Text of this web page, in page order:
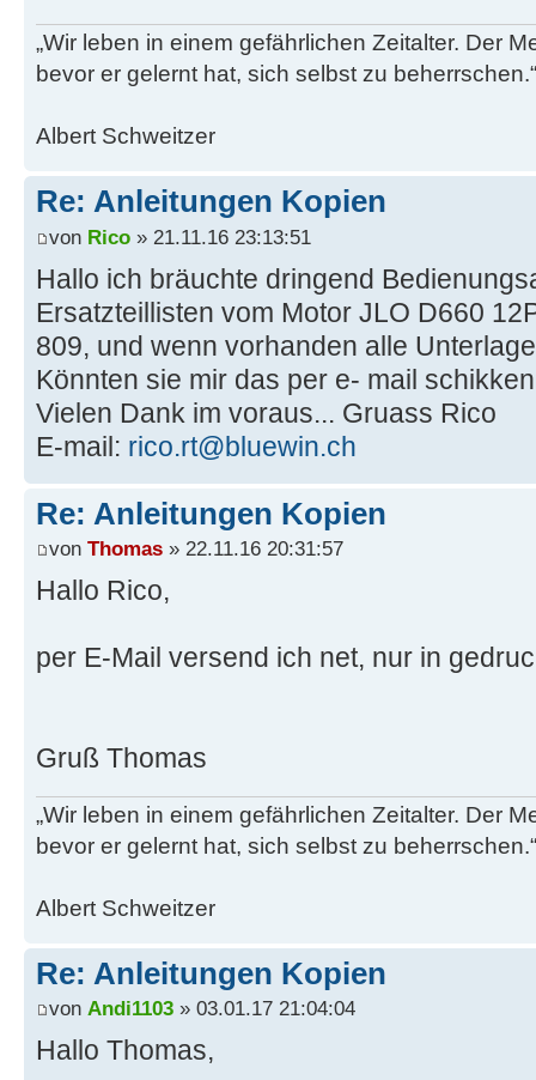
„Wir leben in einem gefährlichen Zeitalter. Der
bevor er gelernt hat, sich selbst zu beherrschen.“
Albert Schweitzer
Re: Anleitungen Kopien
von Rico » 21.11.16 23:13:51
Hallo ich bräuchte dringend
Ersatzteillisten vom Motor JLO D660
809, und wenn vorhanden alle
Könnten sie mir das per e- mail
Vielen Dank im voraus... Gruass Rico
E-mail: rico.rt@bluewin.ch
Re: Anleitungen Kopien
von Thomas » 22.11.16 20:31:57
Hallo Rico,
per E-Mail versend ich net, nur in
Gruß Thomas
„Wir leben in einem gefährlichen Zeitalter. Der
bevor er gelernt hat, sich selbst zu beherrschen.“
Albert Schweitzer
Re: Anleitungen Kopien
von Andi1103 » 03.01.17 21:04:04
Hallo Thomas,